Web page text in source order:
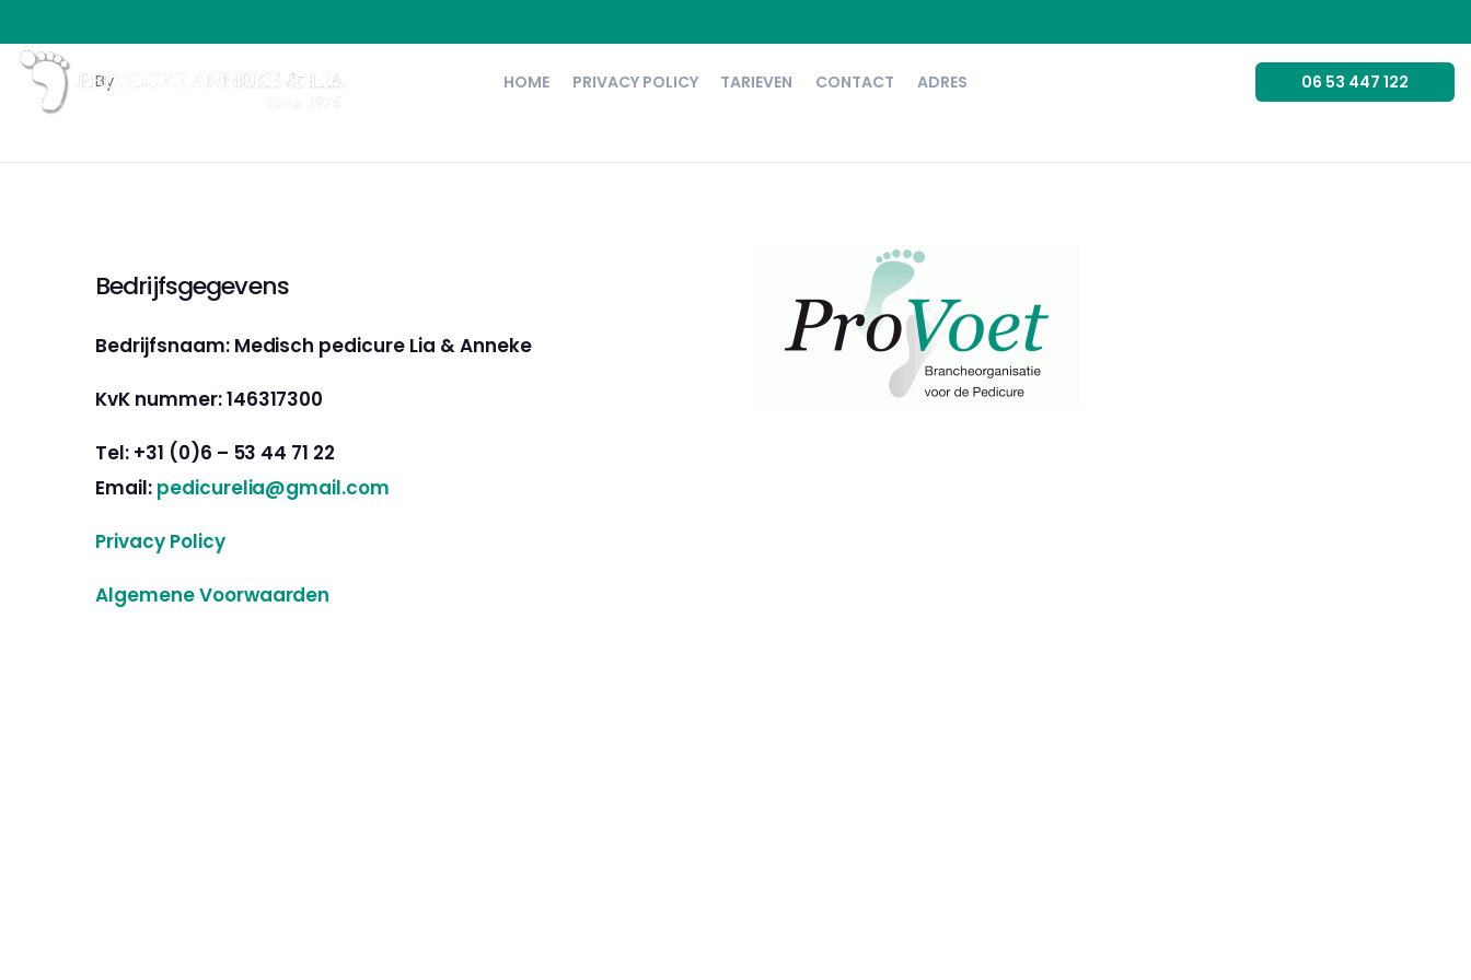
HOME PRIVACY POLICY TARIEVEN CONTACT ADRES 06 53 447 122
By
Bedrijfsgegevens
Bedrijfsnaam: Medisch pedicure Lia & Anneke
KvK nummer: 146317300
Tel: +31 (0)6 – 53 44 71 22
Email: pedicurelia@gmail.com
Privacy Policy
Algemene Voorwaarden